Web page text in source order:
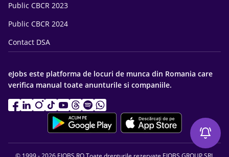
Public CBCR 2023
Public CBCR 2024
Contact DSA
eJobs este platforma de locuri de munca din Romania care
verifica manual toate anunturile si companiile.